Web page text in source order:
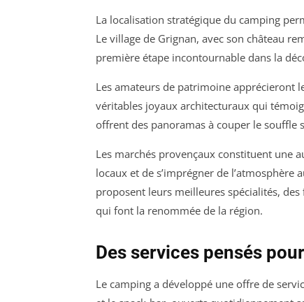
La localisation stratégique du camping
Le village de Grignan, avec son château
première étape incontournable dans la
Les amateurs de patrimoine apprécieront
véritables joyaux architecturaux qui
offrent des panoramas à couper le souffle
Les marchés provençaux constituent une
locaux et de s’imprégner de
proposent leurs meilleures spécialités,
qui font la renommée de la région.
Des services pensés
Le camping a développé une offre de